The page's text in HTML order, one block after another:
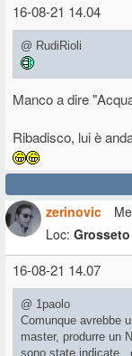
16-08-21 14.04
@ RudiRioli
Manco a dire
Ribadisco, lui è
zerinovic
Loc: Grosseto
16-08-21 14.07
@ 1paolo
Comunque avrebbe
master, produrre un
sono state indicate..